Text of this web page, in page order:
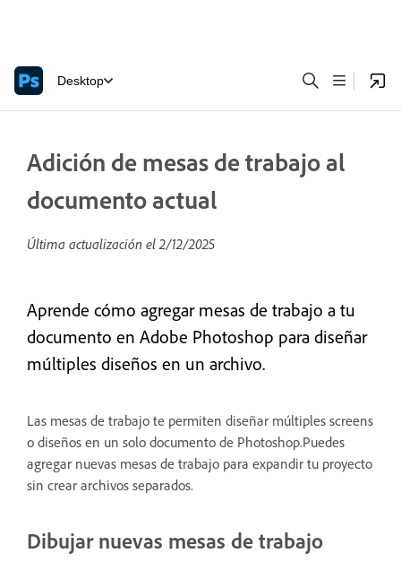
Desktop
Adición de mesas de trabajo al
documento actual
Última actualización el2/12/2025
Aprende cómo agregar mesas de trabajo a tu
documento en Adobe Photoshop para diseñar
múltiples diseños en un archivo.
Las mesas de trabajo te permiten diseñar múltiples screens
o diseños en un solo documento de Photoshop.Puedes
agregar nuevas mesas de trabajo para expandir tu proyecto
sin crear archivos separados.
Dibujar nuevas mesas de trabajo